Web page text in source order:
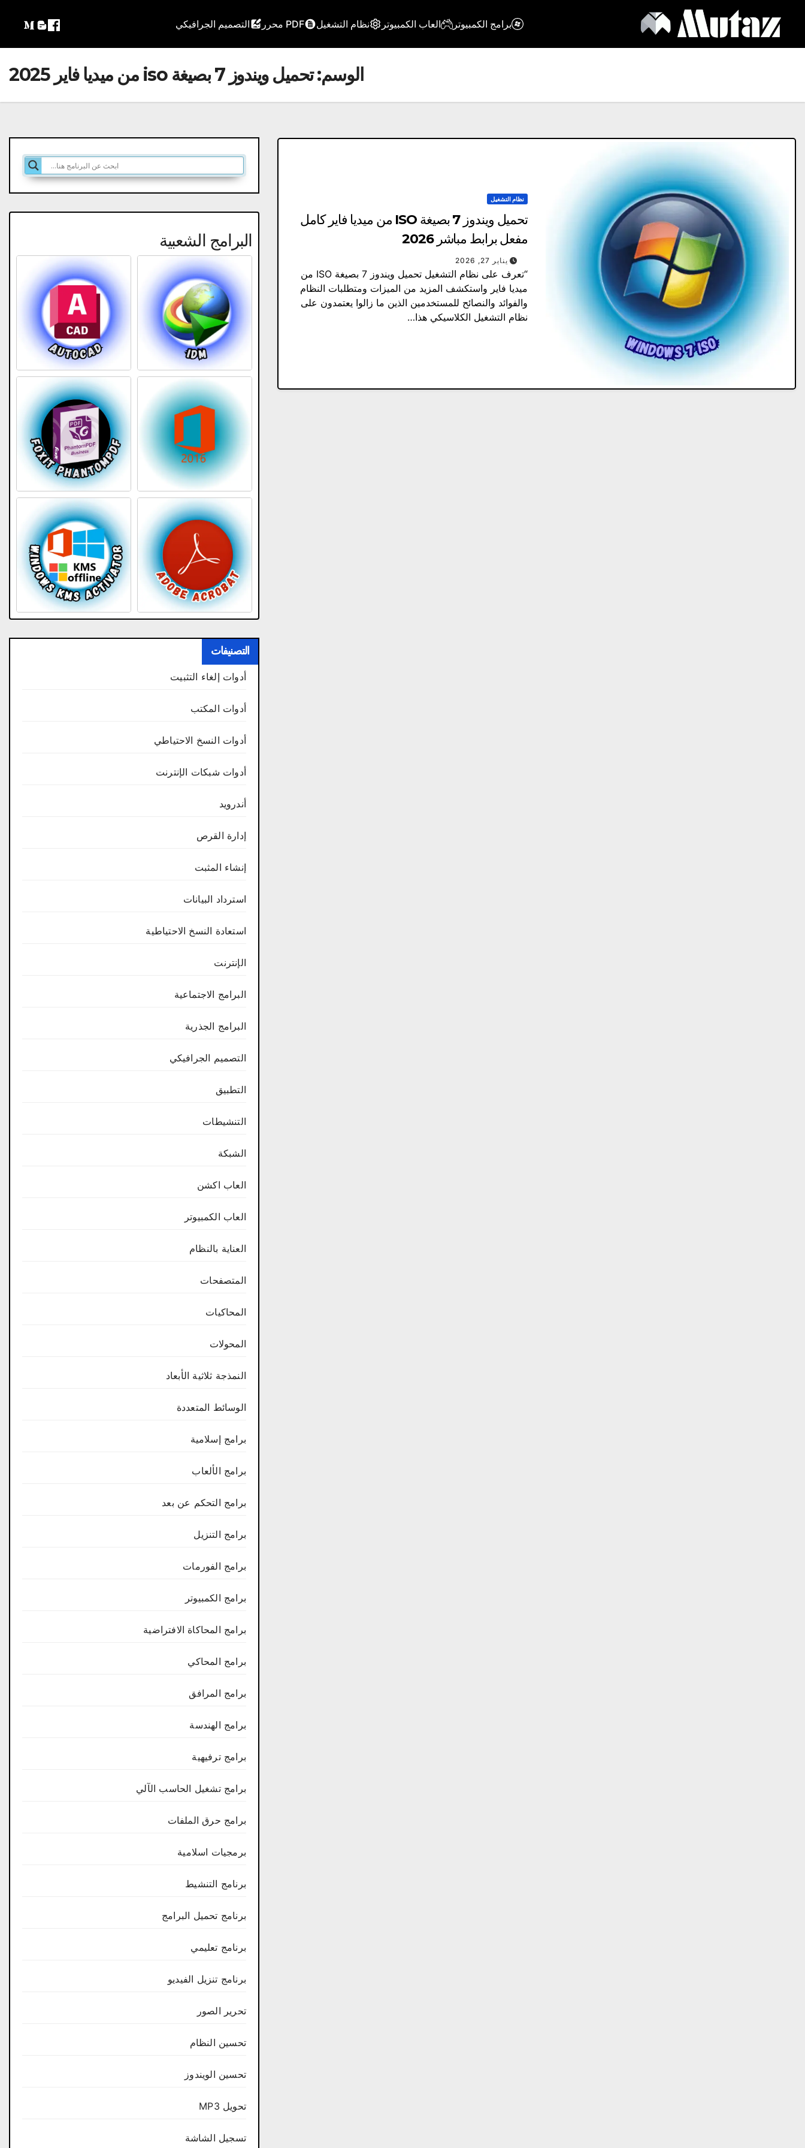
content
برامج الكمبيوتر العاب الكمبيوتر نظام التشغيل PDF محرر التصميم الجرافيكي
الوسم:تحميل ويندوز 7 بصيغة iso من ميديا فاير 2025
نظام التشغيل
تحميل ويندوز 7 بصيغة ISO من ميديا فاير كامل
مفعل برابط مباشر 2026
يناير 27, 2026
“تعرف على نظام التشغيل تحميل ويندوز 7 بصيغة ISO من
ميديا فاير واستكشف المزيد من الميزات ومتطلبات النظام
والفوائد والنصائح للمستخدمين الذين ما زالوا يعتمدون على
نظام التشغيل الكلاسيكي هذا…
البرامج الشعبية
التصنيفات
أدوات إلغاء التثبيت
أدوات المكتب
أدوات النسخ الاحتياطي
أدوات شبكات الإنترنت
أندرويد
إدارة القرص
إنشاء المثبت
استرداد البيانات
استعادة النسخ الاحتياطية
الإنترنت
البرامج الاجتماعية
البرامج الجذرية
التصميم الجرافيكي
التطبيق
التنشيطات
الشبكة
العاب اكشن
العاب الكمبيوتر
العناية بالنظام
المتصفحات
المحاكيات
المحولات
النمذجة ثلاثية الأبعاد
الوسائط المتعددة
برامج إسلامية
برامج الألعاب
برامج التحكم عن بعد
برامج التنزيل
برامج الفورمات
برامج الكمبيوتر
برامج المحاكاة الافتراضية
برامج المحاكي
برامج المرافق
برامج الهندسة
برامج ترفيهية
برامج تشغيل الحاسب الآلي
برامج حرق الملفات
برمجيات اسلامية
برنامج التنشيط
برنامج تحميل البرامج
برنامج تعليمي
برنامج تنزيل الفيديو
تحرير الصور
تحسين النظام
تحسين الويندوز
تحويل MP3
تسجيل الشاشة